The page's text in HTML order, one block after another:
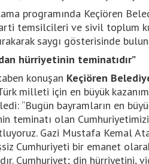
programında Keçiören
temsilcileri ve sivil toplum
saygı gösterisinde
hürriyetinin teminatıdır”
konuşan Keçiören
milleti için en büyük
“Bugün bayramların en
teminatı olan
Gazi Mustafa Kemal
Cumhuriyeti bir emanet olarak
Cumhuriyet; din hürriyetini,